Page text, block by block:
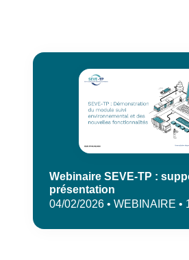
Webinaire SEVE-TP :
présentation
04/02/2026 • WEBINAIRE •